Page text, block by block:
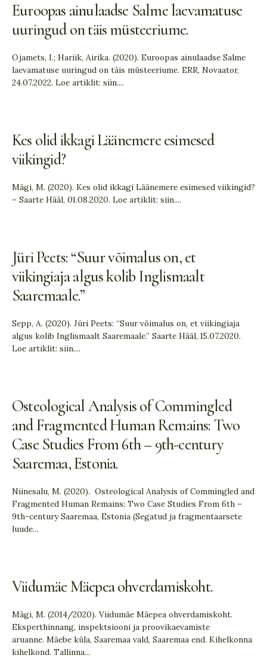
Euroopas ainulaadse Salme laevamatuse
uuringud on täis müsteeriume.
Ojamets, I.; Hariik, Airika. (2020). Euroopas ainulaadse Salme
laevamatuse uuringud on täis müsteeriume. ERR, Novaator,
24.07.2022. Loe artiklit: siin....
Kes olid ikkagi Läänemere esimesed
viikingid?
Mägi, M. (2020). Kes olid ikkagi Läänemere esimesed viikingid?
– Saarte Hääl, 01.08.2020. Loe artiklit: siin....
Jüri Peets: “Suur võimalus on, et
viikingiaja algus kolib Inglismaalt
Saaremaale.”
Sepp, A. (2020). Jüri Peets: “Suur võimalus on, et viikingiaja
algus kolib Inglismaalt Saaremaale.” Saarte Hääl, 15.07.2020.
Loe artiklit: siin....
Osteological Analysis of Commingled
and Fragmented Human Remains: Two
Case Studies From 6th – 9th-century
Saaremaa, Estonia.
Niinesalu, M. (2020). Osteological Analysis of Commingled and
Fragmented Human Remains: Two Case Studies From 6th –
9th-century Saaremaa, Estonia (Segatud ja fragmentaarsete
luude...
Viidumäe Mäepea ohverdamiskoht.
Mägi, M. (2014/2020). Viidumäe Mäepea ohverdamiskoht.
Eksperthinnang, inspektsiooni ja proovikaevamiste
aruanne. Mäebe küla, Saaremaa vald, Saaremaa end. Kihelkonna
kihelkond. Tallinna...